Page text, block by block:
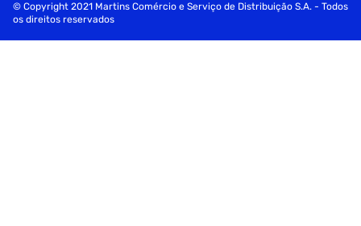
© Copyright 2021 Martins Comércio e Serviço de Distribuição S.A. - Todos
os direitos reservados